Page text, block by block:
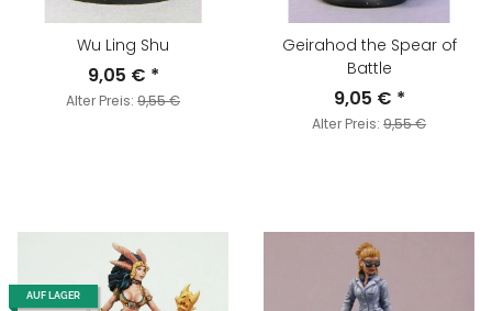
Wu Ling Shu
9,05 € *
Alter Preis: 9,55 €
Geirahod the Spear of
Battle
9,05 € *
Alter Preis: 9,55 €
AUF LAGER